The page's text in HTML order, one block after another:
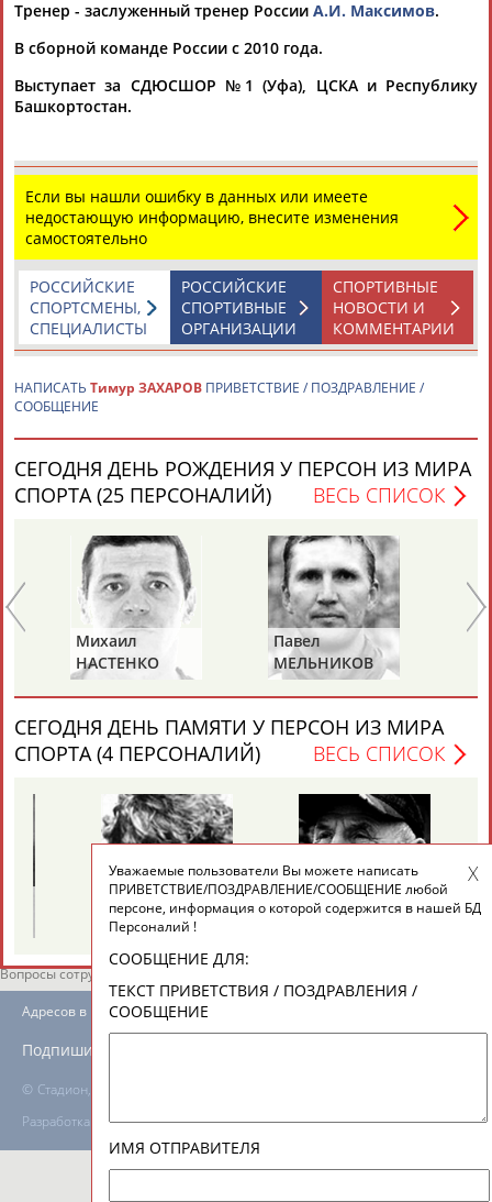
Каримжан
АБДРАХМАНОВ
Аделя
АБДРАХМАНОВА
Андрей
АБДУВАЛИЕВ
Герман
АБДУЛАЕВ
Рамазан
Камалудин
АБДУЛДАУДОВ
Абдула
АБДУЛЖАЛИЛОВ
Магомед
АБДУЛКАГИРОВ
Назир
АБДУЛЛАЕВ
24 персон из 13181
ЕЩЁ ПЕРСОНЫ
Вопросы сотрудничества и совместной деятельности
© Стадион, 1998-2026
Разработка и поддержка ООО НАИТ «Стадион»
Адресов в новостной рассылке: 996
Подпишись
Тренер - заслуженный тренер России А.И. Максимов.
В сборной команде России с 2010 года.
Выступает за СДЮСШОР №1 (Уфа), ЦСКА и Республику
Башкортостан.
Если вы нашли ошибку в данных или имеете
недостающую информацию, внесите изменения
самостоятельно
СПОРТИВНЫЕ
НОВОСТИ И
КОММЕНТАРИИ
РОССИЙСКИЕ
СПОРТИВНЫЕ
ОРГАНИЗАЦИИ
РОССИЙСКИЕ
СПОРТСМЕНЫ,
СПЕЦИАЛИСТЫ
НАПИСАТЬ Тимур ЗАХАРОВ ПРИВЕТСТВИЕ / ПОЗДРАВЛЕНИЕ /
СООБЩЕНИЕ
СЕГОДНЯ ДЕНЬ РОЖДЕНИЯ У ПЕРСОН ИЗ МИРА
СПОРТА (25 ПЕРСОНАЛИЙ)
ВЕСЬ СПИСОК
Михаил
НАСТЕНКО
Павел
МЕЛЬНИКОВ
СЕГОДНЯ ДЕНЬ ПАМЯТИ У ПЕРСОН ИЗ МИРА
СПОРТА (4 ПЕРСОНАЛИЙ)
ВЕСЬ СПИСОК
Виталия
ТУОМАЙТЕ
Михаил
ШАХОВ
Уважаемые пользователи Вы можете написать
ПРИВЕТСТВИЕ/ПОЗДРАВЛЕНИЕ/СООБЩЕНИЕ любой
персоне, информация о которой содержится в нашей БД
Персоналий !
СООБЩЕНИЕ ДЛЯ:
ТЕКСТ ПРИВЕТСТВИЯ / ПОЗДРАВЛЕНИЯ /
СООБЩЕНИЕ
ИМЯ ОТПРАВИТЕЛЯ